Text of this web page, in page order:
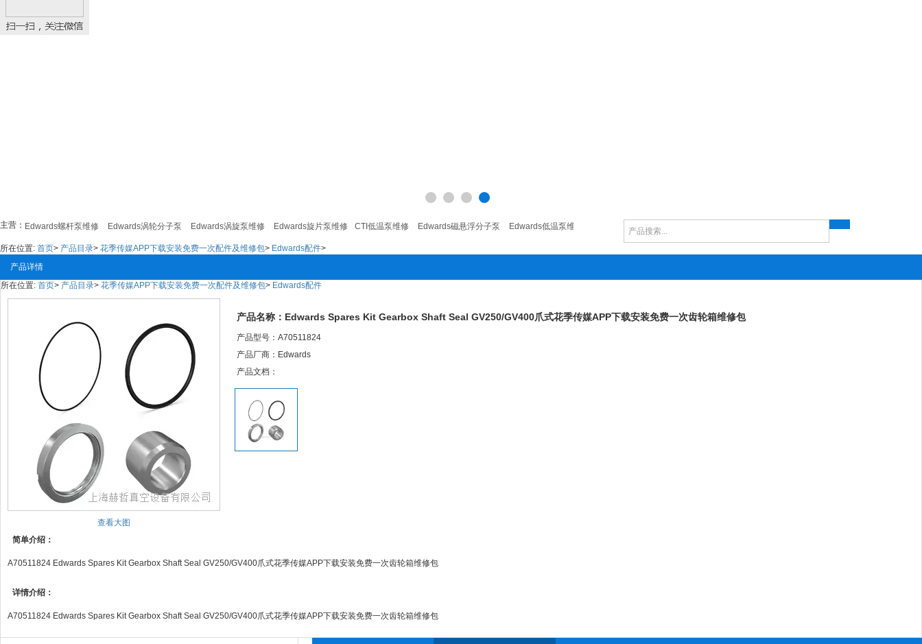
主营：Edwards螺杆泵维修 Edwards涡轮分子泵 Edwards涡旋泵维修 Edwards旋片泵维修 CTI低温泵维修 Edwards磁悬浮分子泵 Edwards低温泵维修 Edwards分子泵维修
所在位置: 首页> 产品目录> 花季传媒APP下载安装免费一次配件及维修包> Edwards配件>
产品详情
所在位置: 首页> 产品目录> 花季传媒APP下载安装免费一次配件及维修包> Edwards配件
查看大图
产品名称：Edwards Spares Kit Gearbox Shaft Seal GV250/GV400爪式花季传媒APP下载安装免费一次齿轮箱维修包
产品型号：A70511824
产品厂商：Edwards
产品文档：
简单介绍：
A70511824 Edwards Spares Kit Gearbox Shaft Seal GV250/GV400爪式花季传媒APP下载安装免费一次齿轮箱维修包
详情介绍：
A70511824 Edwards Spares Kit Gearbox Shaft Seal GV250/GV400爪式花季传媒APP下载安装免费一次齿轮箱维修包